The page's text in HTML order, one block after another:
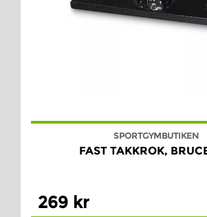
SPORTGYMBUTIKEN
FAST TAKKROK,
269 kr